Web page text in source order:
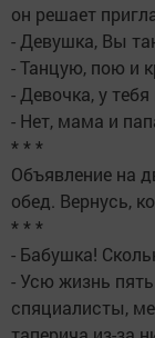
он решает
- Девушка, Вы
- Танцую, пою и
- Девочка, у тебя
- Нет, мама и
* * *
Объявление на
обед. Вернусь,
* * *
- Бабушка!
- Усю жизнь
спяциалисты,